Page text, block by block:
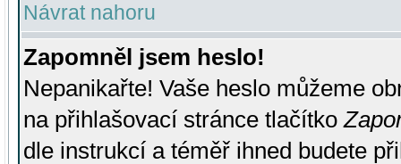
Návrat nahoru
Zapomněl jsem heslo!
Nepanikařte! Vaše heslo můžeme
na přihlašovací stránce tlačítko
dle instrukcí a téměř ihned budete